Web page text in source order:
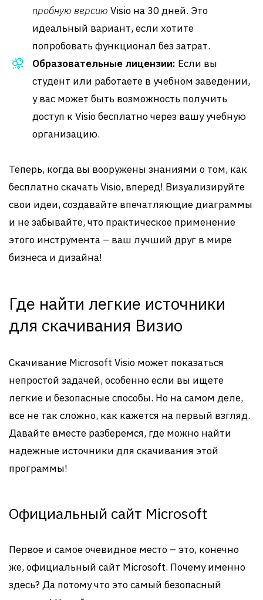
пробную версию Visio на 30 дней. Это
идеальный вариант, если хотите
попробовать функционал без затрат.
Образовательные лицензии: Если вы
студент или работаете в учебном заведении,
у вас может быть возможность получить
доступ к Visio бесплатно через вашу учебную
организацию.
Теперь, когда вы вооружены знаниями о том, как
бесплатно скачать Visio, вперед! Визуализируйте
свои идеи, создавайте впечатляющие диаграммы
и не забывайте, что практическое применение
этого инструмента – ваш лучший друг в мире
бизнеса и дизайна!
Где найти легкие источники
для скачивания Визио
Скачивание Microsoft Visio может показаться
непростой задачей, особенно если вы ищете
легкие и безопасные способы. Но на самом деле,
все не так сложно, как кажется на первый взгляд.
Давайте вместе разберемся, где можно найти
надежные источники для скачивания этой
программы!
Официальный сайт Microsoft
Первое и самое очевидное место – это, конечно
же, официальный сайт Microsoft. Почему именно
здесь? Да потому что это самый безопасный